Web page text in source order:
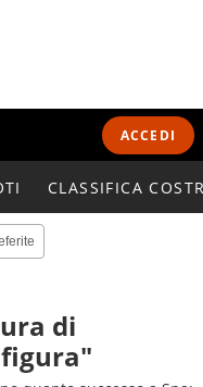
ACCEDI
CLASSIFICA
di
figura"